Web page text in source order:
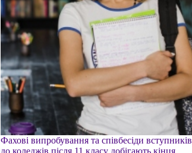
Фахові випробування та співбесіди вступників
до коледжів після 11 класу добігають кінця